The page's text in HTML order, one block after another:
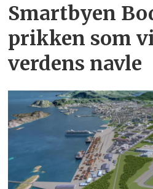
Smartbyen
prikken som
verdens navle